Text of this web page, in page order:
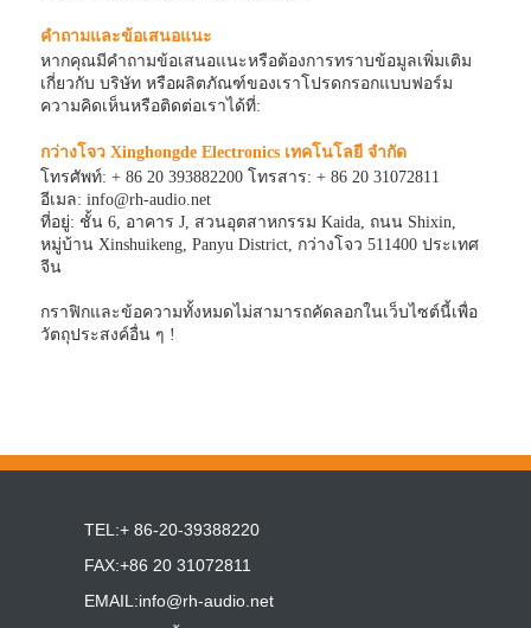
คำถามและข้อเสนอแนะ
หากคุณมีคำถามข้อเสนอแนะหรือต้องการทราบข้อมูลเพิ่มเติม
เกี่ยวกับ บริษัท หรือผลิตภัณฑ์ของเราโปรดกรอกแบบฟอร์ม
ความคิดเห็นหรือติดต่อเราได้ที่:
กว่างโจว Xinghongde Electronics เทคโนโลยี จำกัด
โทรศัพท์: + 86 20 393882200 โทรสาร: + 86 20 31072811
อีเมล: info@rh-audio.net
ที่อยู่: ชั้น 6, อาคาร J, สวนอุตสาหกรรม Kaida, ถนน Shixin,
หมู่บ้าน Xinshuikeng, Panyu District, กว่างโจว 511400 ประเทศ
จีน
กราฟิกและข้อความทั้งหมดไม่สามารถคัดลอกในเว็บไซต์นี้เพื่อ
วัตถุประสงค์อื่น ๆ !
TEL:+ 86-20-39388220
FAX:+86 20 31072811
EMAIL:info@rh-audio.net